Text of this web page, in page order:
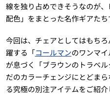
線を独り占めできそうなのが
配色」をまとった名作ギアたち
今回は、チェアとしてはもち
躍する「コールマンのワンマ
が息づく「ブラウンのトラベ
だのカラーチェンジにとどま
る究極の別注アイテムをご紹介